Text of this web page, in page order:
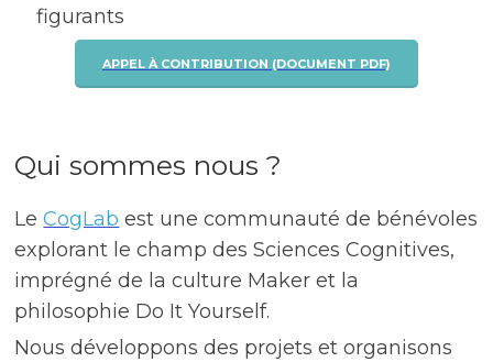
figurants
APPEL À CONTRIBUTION (DOCUMENT PDF)
Qui sommes nous ?
LeCogLab est une communauté de bénévoles
explorant le champ des Sciences Cognitives,
imprégné de la culture Maker et la
philosophie Do It Yourself.
Nous développons des projets et organisons